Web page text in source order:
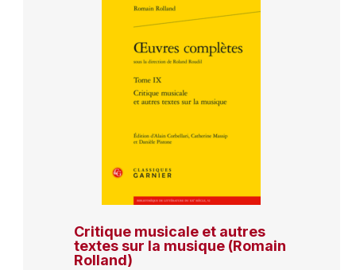
Critique musicale et autres
textes sur la musique (Romain
Rolland)